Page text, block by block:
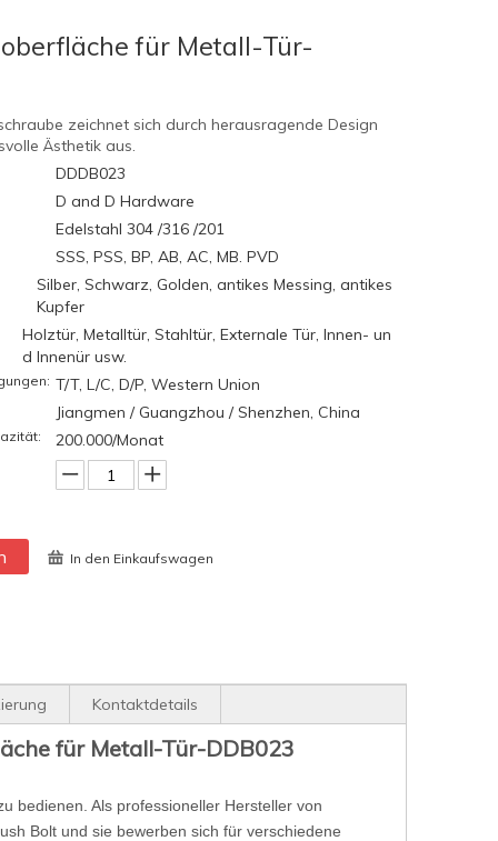
für Metall-Tür-
zeichnet sich durch herausragende Design
Ästhetik aus.
DDDB023
D and D Hardware
Edelstahl 304 /316 /201
SSS, PSS, BP, AB, AC, MB. PVD
Silber, Schwarz, Golden, antikes Messing, antikes
Kupfer
Holztür, Metalltür, Stahltür, Externale Tür, Innen- un
d Innenür usw.
T/T, L/C, D/P, Western Union
Jiangmen / Guangzhou / Shenzhen, China
200.000/Monat
In den Einkaufswagen
Kontaktdetails
für Metall-Tür-DDB023
bedienen. Als professioneller Hersteller von
Bolt und sie bewerben sich für verschiedene